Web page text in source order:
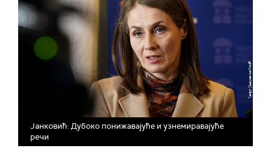
Јанковић: Дубоко понижавајуће и узнемиравајуће
речи